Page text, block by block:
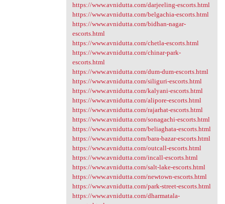
https://www.avnidutta.com/darjeeling-escorts.html
https://www.avnidutta.com/belgachia-escorts.html
https://www.avnidutta.com/bidhan-nagar-
escorts.html
https://www.avnidutta.com/chetla-escorts.html
https://www.avnidutta.com/chinar-park-
escorts.html
https://www.avnidutta.com/dum-dum-escorts.html
https://www.avnidutta.com/siliguri-escorts.html
https://www.avnidutta.com/kalyani-escorts.html
https://www.avnidutta.com/alipore-escorts.html
https://www.avnidutta.com/rajarhat-escorts.html
https://www.avnidutta.com/sonagachi-escorts.html
https://www.avnidutta.com/beliaghata-escorts.html
https://www.avnidutta.com/bara-bazar-escorts.html
https://www.avnidutta.com/outcall-escorts.html
https://www.avnidutta.com/incall-escorts.html
https://www.avnidutta.com/salt-lake-escorts.html
https://www.avnidutta.com/newtown-escorts.html
https://www.avnidutta.com/park-street-escorts.html
https://www.avnidutta.com/dharmatala-